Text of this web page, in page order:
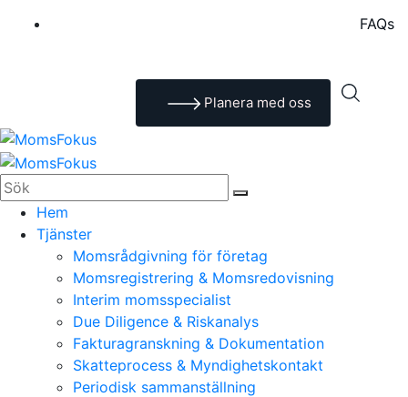
FAQs
Planera med oss
Hem
Tjänster
Momsrådgivning för företag
Momsregistrering & Momsredovisning
Interim momsspecialist
Due Diligence & Riskanalys
Fakturagranskning & Dokumentation
Skatteprocess & Myndighetskontakt
Periodisk sammanställning